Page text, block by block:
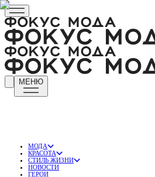
МЕНЮ
МОДА
КРАСОТА
СТИЛЬ ЖИЗНИ
НОВОСТИ
ГЕРОИ